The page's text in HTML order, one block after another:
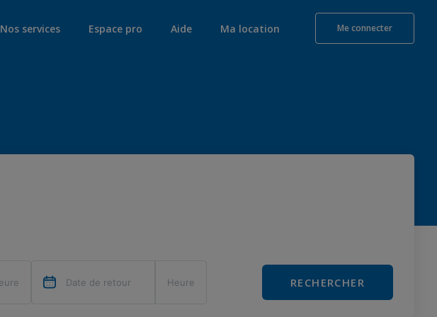
Nos services Espace pro Aide Ma location Me connecter
RECHERCHER